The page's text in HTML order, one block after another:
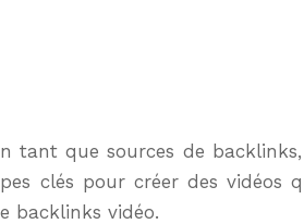
tant que sources de
clés pour créer des vidéos
backlinks vidéo.